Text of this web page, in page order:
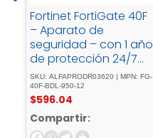
Fortinet FortiGate 40F
– Aparato de
seguridad – con 1 año
de protección 24/7
FortiCare y Forticare
Unified (UTM) -
1GbEescritorio
SKU: ALFAPRODR03620 | MPN: FG-
40F-BDL-950-12
$596.04
Compartir: